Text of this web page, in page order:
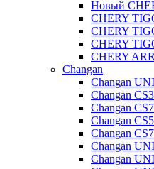
Новый
CHERY
CHERY
CHERY
CHERY
Changan
Changan
Changan
Changan
Changan
Changan
Changan
Changan